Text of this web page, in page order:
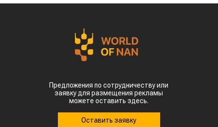
Предложения по сотрудничеству или
заявку для размещения рекламы
можете оставить здесь.
Оставить заявку